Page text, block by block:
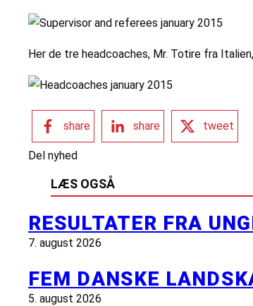
Her de tre headcoaches, Mr. Totire fra
share share tweet
Del nyhed
LÆS OGSÅ
RESULTATER FRA
7. august 2026
FEM DANSKE
5. august 2026